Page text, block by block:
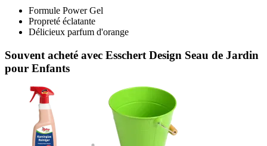
Formule Power Gel
Propreté éclatante
Délicieux parfum d'orange
Souvent acheté avec Esschert Design Seau de Jardin
pour Enfants